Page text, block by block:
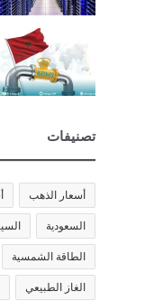
تصنيفات
أسعار الذهب
السعودية
الطاقة الشمسية
الغاز الطبيعي